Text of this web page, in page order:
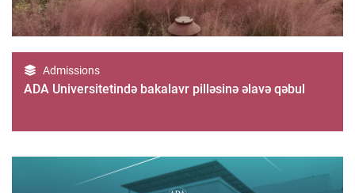
Admissions
ADA Universitetində bakalavr pilləsinə əlavə qəbul